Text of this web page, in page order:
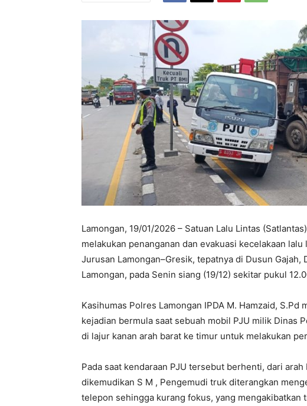
Lamongan, 19/01/2026 – Satuan Lalu Lintas
melakukan penanganan dan evakuasi kecelakaan
Jurusan Lamongan–Gresik, tepatnya di Dusun Gajah,
Lamongan, pada Senin siang (19/12) sekitar pukul
Kasihumas Polres Lamongan IPDA M. Hamzaid,
kejadian bermula saat sebuah mobil PJU milik Dinas
di lajur kanan arah barat ke timur untuk melakukan
Pada saat kendaraan PJU tersebut berhenti, dari
dikemudikan S M , Pengemudi truk diterangkan
telepon sehingga kurang fokus, yang